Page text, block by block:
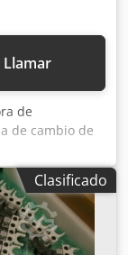
Llamar
de
de cambio de
de
22
E E Nsvsf
de transporte:
Clasificado